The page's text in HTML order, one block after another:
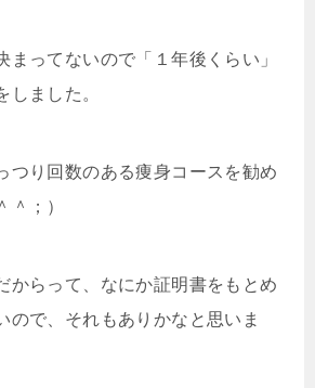
まってないので「１年後くらい」
しました。
つり回数のある痩身コースを勧め
＾；）
からって、なにか証明書をもとめ
ので、それもありかなと思いま